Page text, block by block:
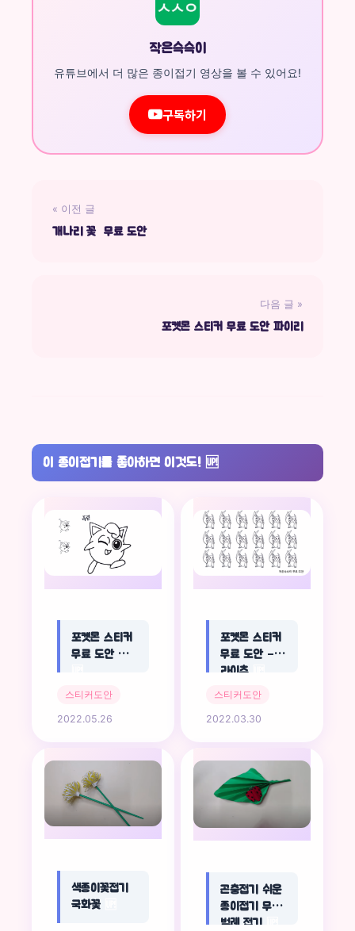
작은슥슥이
유튜브에서 더 많은 종이접기 영상을 볼 수 있어요!
구독하기
« 이전 글
개나리 꽃 무료 도안
다음 글 »
포켓몬 스티커 무료 도안 파이리
이 종이접기를 좋아하면 이것도! 🆙
포켓몬 스티커
무료 도안 푸린
스티커도안
2022.05.26
포켓몬 스티커
무료 도안 –
라이츄
스티커도안
2022.03.30
색종이꽃접기
국화꽃
곤충접기 쉬운
종이접기 무당
벌레 접기